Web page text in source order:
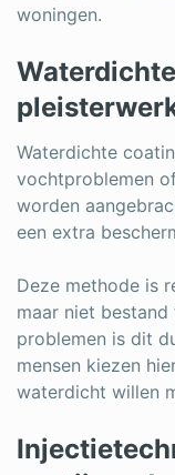
woningen.
Waterdichte
vochtproblemen
worden
een extra
Deze methode is
maar niet
problemen is dit
mensen kiezen
waterdicht willen